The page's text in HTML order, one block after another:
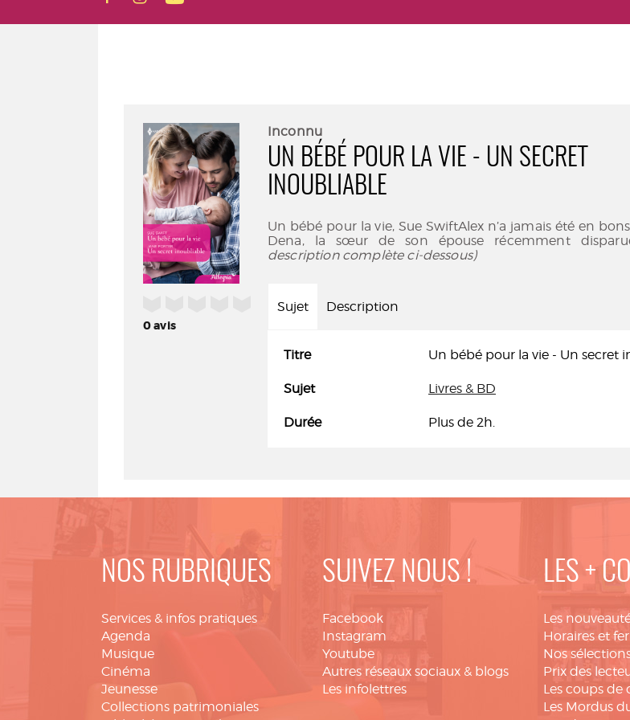
0avis
Inconnu
UN BÉBÉ POUR LA VIE - UN SECRET
INOUBLIABLE
Un bébé pour la vie, Sue SwiftAlex n’a jamais été en
Dena, la sœur de son épouse récemment
description complète ci-dessous)
Sujet Description
Titre Un bébé pour la vie - Un secret
Sujet Livres & BD
Durée Plus de 2h.
NOS RUBRIQUES
Services & infos pratiques
Agenda
Musique
Cinéma
Jeunesse
Collections patrimoniales
SUIVEZ NOUS !
Facebook
Instagram
Youtube
Autres réseaux sociaux & blogs
Les infolettres
LES +
Les
Horaires et
Nos
Prix des
Les coups de
Les Mordus